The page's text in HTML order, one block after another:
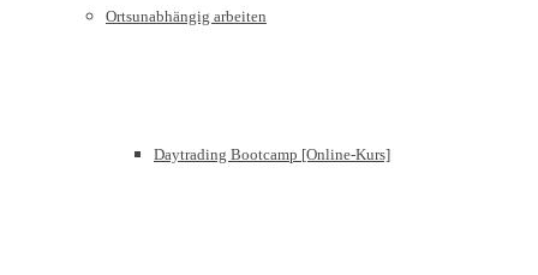
Ortsunabhängig arbeiten
Daytrading Bootcamp [Online-Kurs]